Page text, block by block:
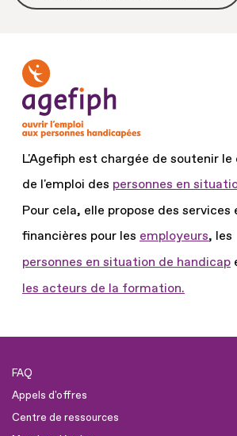
L'Agefiph est chargée de soutenir
de l'emploi des personnes en
Pour cela, elle propose des services
financières pour les employeurs, les
personnes en situation de handicap
les acteurs de la formation.
FAQ
Appels d'offres
Centre de ressources